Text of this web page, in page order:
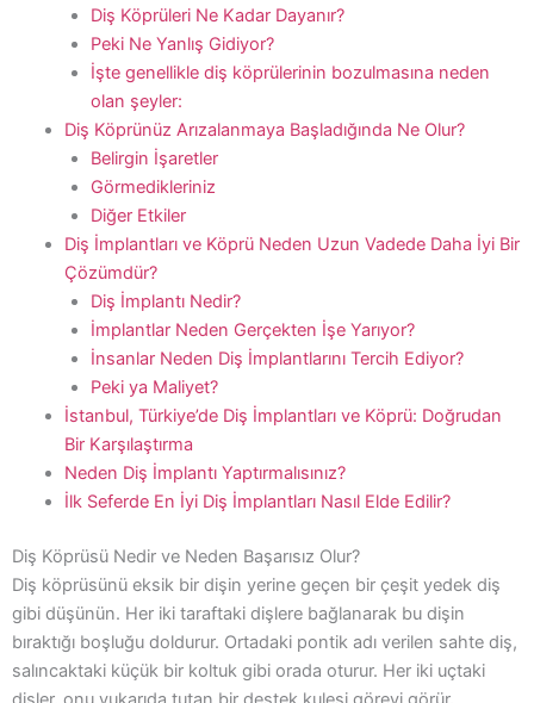
Diş Köprüleri Ne Kadar Dayanır?
Peki Ne Yanlış Gidiyor?
İşte genellikle diş köprülerinin bozulmasına neden
olan şeyler:
Diş Köprünüz Arızalanmaya Başladığında Ne Olur?
Belirgin İşaretler
Görmedikleriniz
Diğer Etkiler
Diş İmplantları ve Köprü Neden Uzun Vadede Daha İyi Bir
Çözümdür?
Diş İmplantı Nedir?
İmplantlar Neden Gerçekten İşe Yarıyor?
İnsanlar Neden Diş İmplantlarını Tercih Ediyor?
Peki ya Maliyet?
İstanbul, Türkiye’de Diş İmplantları ve Köprü: Doğrudan
Bir Karşılaştırma
Neden Diş İmplantı Yaptırmalısınız?
İlk Seferde En İyi Diş İmplantları Nasıl Elde Edilir?
Diş Köprüsü Nedir ve Neden Başarısız Olur?
Diş köprüsünü eksik bir dişin yerine geçen bir çeşit yedek diş
gibi düşünün. Her iki taraftaki dişlere bağlanarak bu dişin
bıraktığı boşluğu doldurur. Ortadaki pontik adı verilen sahte diş,
salıncaktaki küçük bir koltuk gibi orada oturur. Her iki uçtaki